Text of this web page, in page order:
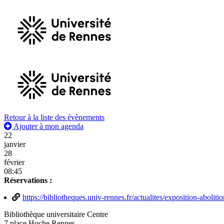
Retour à la liste des évènements
Ajouter à mon agenda
22
janvier
28
février
08:45
Réservations :
https://bibliotheques.univ-rennes.fr/actualites/exposition-
Bibliothèque universitaire Centre